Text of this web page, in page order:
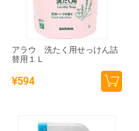
アラウ 洗たく用せっけん詰
替用１Ｌ
¥594